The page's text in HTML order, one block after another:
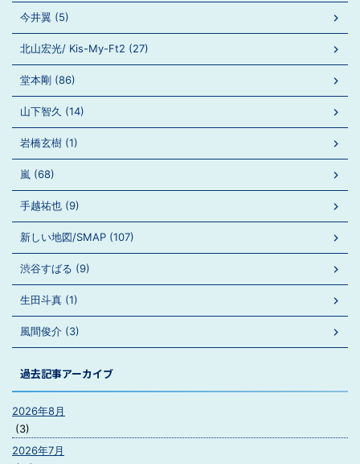
今井翼 (5)
北山宏光/ Kis-My-Ft2 (27)
堂本剛 (86)
山下智久 (14)
岩橋玄樹 (1)
嵐 (68)
手越祐也 (9)
新しい地図/SMAP (107)
渋谷すばる (9)
生田斗真 (1)
風間俊介 (3)
過去記事アーカイブ
2026年8月
(3)
2026年7月